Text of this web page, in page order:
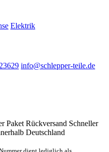
Elektrik
info@schlepper-teile.de
Paket Rückversand Schneller
Deutschland